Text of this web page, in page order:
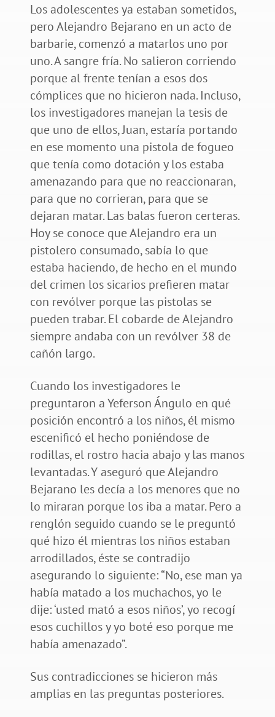
Los adolescentes ya estaban sometidos,
pero Alejandro Bejarano en un acto de
barbarie, comenzó a matarlos uno por
uno. A sangre fría. No salieron corriendo
porque al frente tenían a esos dos
cómplices que no hicieron nada. Incluso,
los investigadores manejan la tesis de
que uno de ellos, Juan, estaría portando
en ese momento una pistola de fogueo
que tenía como dotación y los estaba
amenazando para que no reaccionaran,
para que no corrieran, para que se
dejaran matar. Las balas fueron certeras.
Hoy se conoce que Alejandro era un
pistolero consumado, sabía lo que
estaba haciendo, de hecho en el mundo
del crimen los sicarios prefieren matar
con revólver porque las pistolas se
pueden trabar. El cobarde de Alejandro
siempre andaba con un revólver 38 de
cañón largo.
Cuando los investigadores le
preguntaron a Yeferson Ángulo en qué
posición encontró a los niños, él mismo
escenificó el hecho poniéndose de
rodillas, el rostro hacia abajo y las manos
levantadas. Y aseguró que Alejandro
Bejarano les decía a los menores que no
lo miraran porque los iba a matar. Pero a
renglón seguido cuando se le preguntó
qué hizo él mientras los niños estaban
arrodillados, éste se contradijo
asegurando lo siguiente: “No, ese man ya
había matado a los muchachos, yo le
dije: ‘usted mató a esos niños’, yo recogí
esos cuchillos y yo boté eso porque me
había amenazado”.
Sus contradicciones se hicieron más
amplias en las preguntas posteriores.